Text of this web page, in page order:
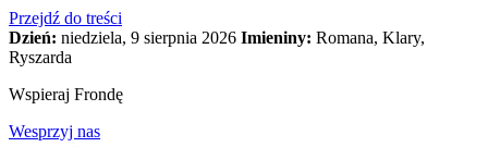
Przejdź do treści
Dzień: niedziela, 9 sierpnia 2026 Imieniny: Romana, Klary,
Ryszarda
Wspieraj Frondę
Wesprzyj nas